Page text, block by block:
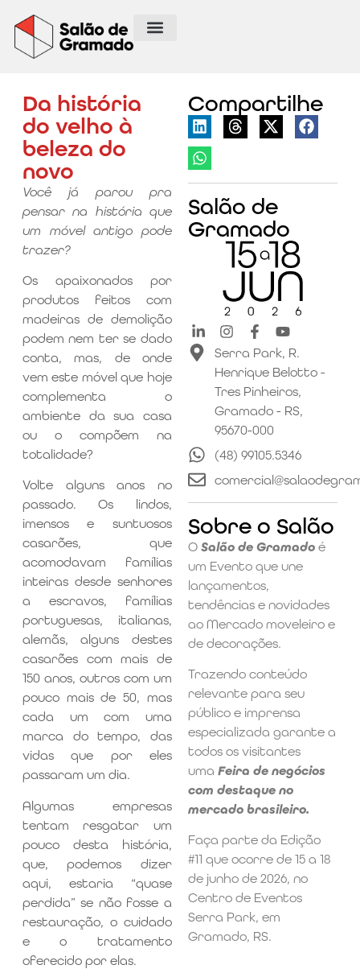
Compartilhe
Salão de
Gramado
Serra Park, R.
Henrique Belotto -
Tres Pinheiros,
Gramado - RS,
95670-000
(48) 99105.5346
Sobre o Salão
O Salão de Gramado é
um Evento que une
lançamentos,
tendências e novidades
ao Mercado moveleiro e
de decorações.
Trazendo conteúdo
relevante para seu
público e imprensa
especializada garante a
todos os visitantes
uma Feira de negócios
com destaque no
mercado brasileiro.
Faça parte da Edição
#11 que ocorre de 15 a 18
de junho de 2026, no
Centro de Eventos
Serra Park, em
Gramado, RS.
Da história
do velho à
beleza do
novo
Você já parou pra
pensar na história que
um móvel antigo pode
trazer?
Os apaixonados por
produtos feitos com
madeiras de demolição
podem nem ter se dado
conta, mas, de onde
vem este móvel que hoje
complementa o
ambiente da sua casa
ou o compõem na
totalidade?
Volte alguns anos no
passado. Os lindos,
imensos e suntuosos
casarões, que
acomodavam famílias
inteiras desde senhores
a escravos, famílias
portuguesas, italianas,
alemãs, alguns destes
casarões com mais de
150 anos, outros com um
pouco mais de 50, mas
cada um com uma
marca do tempo, das
vidas que por eles
passaram um dia.
Algumas empresas
tentam resgatar um
pouco desta história,
que, podemos dizer
aqui, estaria “quase
perdida” se não fosse a
restauração, o cuidado
e o tratamento
oferecido por elas.